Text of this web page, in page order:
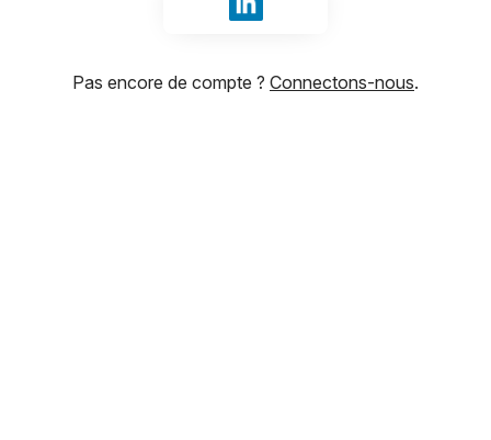
Se connecter avec LinkedIn
Pas encore de compte ? Connectons-nous.